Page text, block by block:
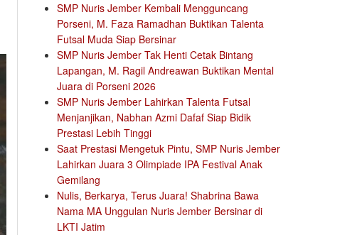
SMP Nuris Jember Kembali Mengguncang
Porseni, M. Faza Ramadhan Buktikan Talenta
Futsal Muda Siap Bersinar
SMP Nuris Jember Tak Henti Cetak Bintang
Lapangan, M. Ragil Andreawan Buktikan Mental
Juara di Porseni 2026
SMP Nuris Jember Lahirkan Talenta Futsal
Menjanjikan, Nabhan Azmi Dafaf Siap Bidik
Prestasi Lebih Tinggi
Saat Prestasi Mengetuk Pintu, SMP Nuris Jember
Lahirkan Juara 3 Olimpiade IPA Festival Anak
Gemilang
Nulis, Berkarya, Terus Juara! Shabrina Bawa
Nama MA Unggulan Nuris Jember Bersinar di
LKTI Jatim